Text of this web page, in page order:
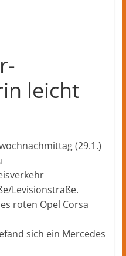
leicht
(29.1.)
Levisionstraße.
roten Opel Corsa
sich ein Mercedes